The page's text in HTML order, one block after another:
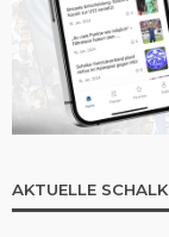
AKTUELLE